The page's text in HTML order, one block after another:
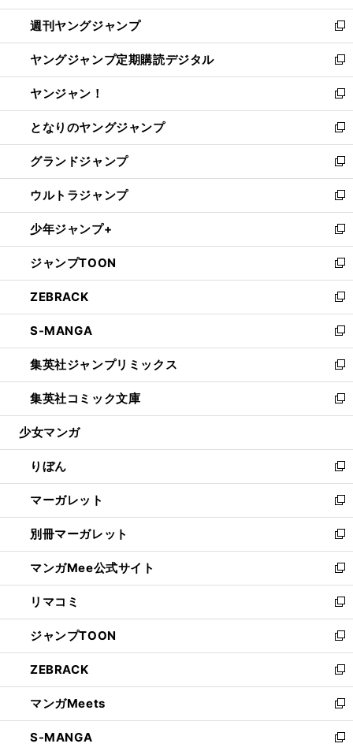
開
く
ウ
で
開
く
ン
ド
ウ
で
開
く
ウ
ィ
ン
ド
ウ
で
開
く
週刊ヤングジャンプ
新
し
い
ウ
ィ
ン
ド
ウ
で
開
く
ヤングジャンプ定期購読デジタル
新
し
い
ウ
ィ
ン
ド
ウ
で
開
く
ヤンジャン！
新
し
い
ウ
ィ
ン
ド
ウ
で
開
く
となりのヤングジャンプ
新
し
い
ウ
ィ
ン
ド
ウ
で
開
く
グランドジャンプ
新
し
い
ウ
ィ
ン
ド
ウ
で
開
く
ウルトラジャンプ
新
し
い
ウ
ィ
ン
ド
ウ
で
開
く
少年ジャンプ+
新
し
い
ウ
ィ
ン
ド
ウ
で
開
く
ジャンプTOON
新
し
い
ウ
ィ
ン
ド
ウ
で
開
ZEBRACK
新
し
い
ウ
ィ
ン
ド
ウ
開
く
S-MANGA
新
し
い
ウ
ィ
ン
ウ
で
開
く
集英社ジャンプリミックス
新
し
い
ウ
ン
ド
ウ
で
開
く
集英社コミック文庫
新
し
ウ
ィ
ン
ド
ウ
で
開
く
少女マンガ
りぼん
新
し
い
ウ
ィ
ン
ド
ウ
で
開
く
マーガレット
新
し
い
ウ
ィ
ン
ド
ウ
で
開
く
別冊マーガレット
新
し
い
ウ
ィ
ン
ド
ウ
で
開
く
マンガMee公式サイト
新
し
い
ウ
ィ
ン
ド
ウ
で
開
く
リマコミ
新
し
い
ウ
ィ
ン
ド
ウ
で
ジャンプTOON
新
し
い
ウ
ィ
ン
ド
ZEBRACK
新
し
い
ウ
ィ
マンガMeets
新
し
い
S-MANGA
新